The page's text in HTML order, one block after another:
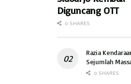
Diguncang OTT
0 SHARES
Razia
Sejumlah
0 SHARES